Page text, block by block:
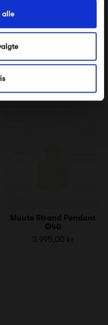
alle
5 195,00 kr
Muuto Strand Pendant
Ø40
3 995,00 kr